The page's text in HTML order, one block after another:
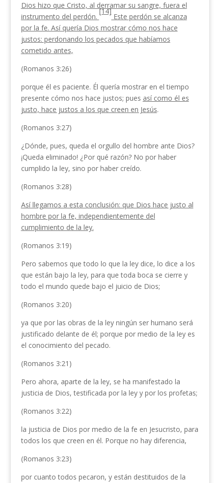
Dios hizo que Cristo, al derramar su sangre, fuera el
instrumento del perdón.
[14]
Este perdón se alcanza
por la fe. Así quería Dios mostrar cómo nos hace
justos: perdonando los pecados que habíamos
cometido antes,
(Romanos 3:26)
porque él es paciente. Él quería mostrar en el tiempo
presente cómo nos hace justos; pues así como él es
justo, hace justos a los que creen en Jesús.
(Romanos 3:27)
¿Dónde, pues, queda el orgullo del hombre ante Dios?
¡Queda eliminado! ¿Por qué razón? No por haber
cumplido la ley, sino por haber creído.
(Romanos 3:28)
Así llegamos a esta conclusión: que Dios hace justo al
hombre por la fe, independientemente del
cumplimiento de la ley.
(Romanos 3:19)
Pero sabemos que todo lo que la ley dice, lo dice a los
que están bajo la ley, para que toda boca se cierre y
todo el mundo quede bajo el juicio de Dios;
(Romanos 3:20)
ya que por las obras de la ley ningún ser humano será
justificado delante de él; porque por medio de la ley es
el conocimiento del pecado.
(Romanos 3:21)
Pero ahora, aparte de la ley, se ha manifestado la
justicia de Dios, testificada por la ley y por los profetas;
(Romanos 3:22)
la justicia de Dios por medio de la fe en Jesucristo, para
todos los que creen en él. Porque no hay diferencia,
(Romanos 3:23)
por cuanto todos pecaron, y están destituidos de la